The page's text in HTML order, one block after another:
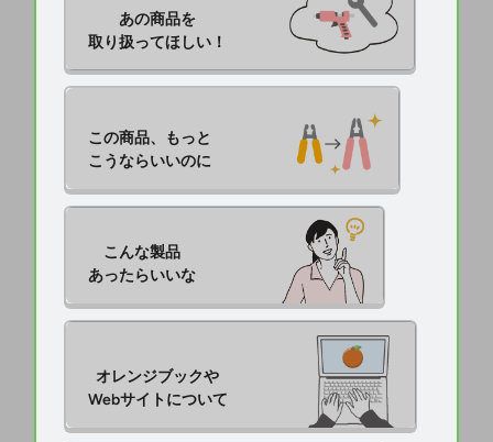
あの商品を
取り扱ってほしい！
この商品、もっと
こうならいいのに
こんな製品
あったらいいな
オレンジブックや
Webサイトについて